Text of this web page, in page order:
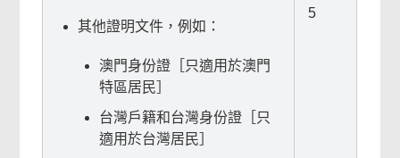
其他證明文件，例如：
澳門身份證［只適用於澳門
特區居民］
台灣戶籍和台灣身份證［只
適用於台灣居民］
5